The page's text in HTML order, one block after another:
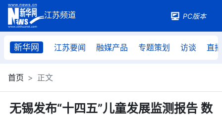
PC版本
新华网 江苏要闻 融媒产品 专题策划 访谈 直播
首页 正文
无锡发布“十四五”儿童发展监测报告 数